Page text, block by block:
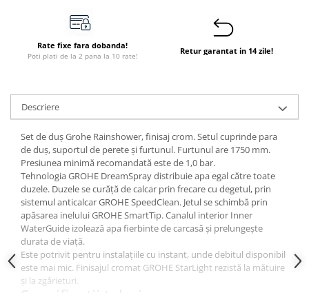
Perdele de aer
Ventiloconvectoare si sisteme VRF
incalzire
Dulapuri pentru climatizare
Unitati motocondensante
Sisteme evaporative de climatizare
Ventilatoare pentru baie
Ventilatoare pentru tubulatura
Filtrare si odorizare aer
Recuperatoare de caldura
Accesorii echipamente de
ventilatie si climatizare
Rate fixe fara dobanda!
Poti plati de la 2 pana la 10 rate!
Retur garantat in 14 zile!
Descriere
Set de duș Grohe Rainshower, finisaj crom. Setul cuprinde para
de duș, suportul de perete și furtunul. Furtunul are 1750 mm.
Presiunea minimă recomandată este de 1,0 bar.
Tehnologia GROHE DreamSpray distribuie apa egal către toate
duzele. Duzele se curăță de calcar prin frecare cu degetul, prin
sistemul anticalcar GROHE SpeedClean. Jetul se schimbă prin
apăsarea inelului GROHE SmartTip. Canalul interior Inner
WaterGuide izolează apa fierbinte de carcasă și prelungește
durata de viață.
Este potrivit pentru instalațiile cu instant, unde debitul disponibil
este mai mic. Finisajul cromat GROHE StarLight rezistă la mătuire
și la zgârieturi.